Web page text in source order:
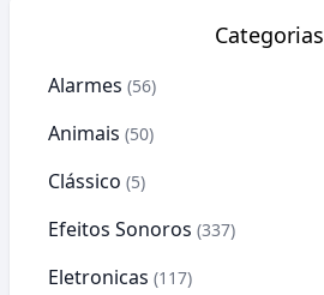
Categorias
Alarmes (56)
Animais (50)
Clássico (5)
Efeitos Sonoros (337)
Eletronicas (117)